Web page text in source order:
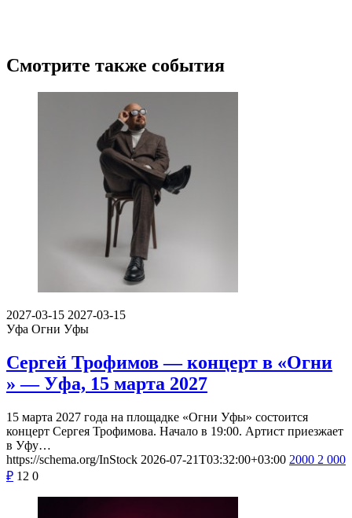
Смотрите также события
2027-03-15 2027-03-15
Уфа Огни Уфы
Сергей Трофимов — концерт в «Огни
» — Уфа, 15 марта 2027
15 марта 2027 года на площадке «Огни Уфы» состоится
концерт Сергея Трофимова. Начало в 19:00. Артист приезжает
в Уфу…
https://schema.org/InStock 2026-07-21T03:32:00+03:00 2000 2 000
₽ 12 0